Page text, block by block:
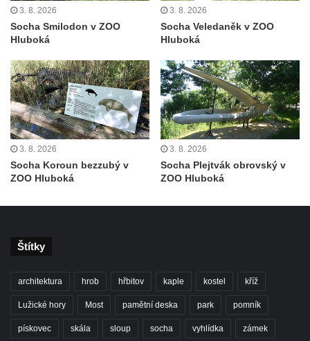
Pamětní kámen revitalizace Vltavy Vraňany
– Hořín u Lužce nad Vltavou
a 30. výročí listopadu 1989 v Hrobčicích
Boží muka v parku před domem čp. 17 v
Hrobčicích
Sochy „Klaun a dívenka“ v parku v centru
Hrobčic
Socha svatého Antonína poustevníka v
Pamětní kámen vodního díla Josefův Důl
3. 8. 2026
Socha Smilodon v ZOO
Hluboká
3. 8. 2026
Socha Veledaněk v ZOO
Hluboká
3. 8. 2026
Socha Koroun bezzubý v
ZOO Hluboká
3. 8. 2026
Socha Plejtvák obrovský v
ZOO Hluboká
Štítky
architektura hrob hřbitov kaple kostel kříž
Lužické hory Most pamětní deska park pomník
pískovec skála sloup socha vyhlídka zámek